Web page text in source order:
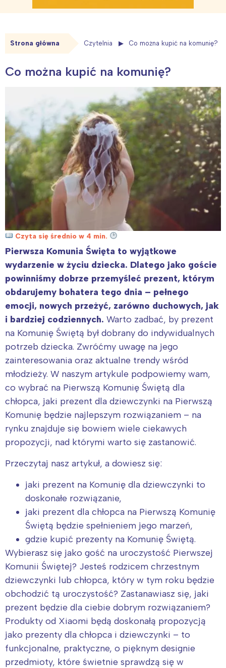
Strona główna Czytelnia Co można kupić na komunię?
Co można kupić na komunię?
Czyta się średnio w 4 min.
Pierwsza Komunia Święta to wyjątkowe
wydarzenie w życiu dziecka. Dlatego jako goście
powinniśmy dobrze przemyśleć prezent, którym
obdarujemy bohatera tego dnia – pełnego
emocji, nowych przeżyć, zarówno duchowych, jak
i bardziej codziennych. Warto zadbać, by prezent
na Komunię Świętą był dobrany do indywidualnych
potrzeb dziecka. Zwróćmy uwagę na jego
zainteresowania oraz aktualne trendy wśród
młodzieży. W naszym artykule podpowiemy wam,
co wybrać na Pierwszą Komunię Świętą dla
chłopca, jaki prezent dla dziewczynki na Pierwszą
Komunię będzie najlepszym rozwiązaniem – na
rynku znajduje się bowiem wiele ciekawych
propozycji, nad którymi warto się zastanowić.
Przeczytaj nasz artykuł, a dowiesz się:
jaki prezent na Komunię dla dziewczynki to
doskonałe rozwiązanie,
jaki prezent dla chłopca na Pierwszą Komunię
Świętą będzie spełnieniem jego marzeń,
gdzie kupić prezenty na Komunię Świętą.
Wybierasz się jako gość na uroczystość Pierwszej
Komunii Świętej? Jesteś rodzicem chrzestnym
dziewczynki lub chłopca, który w tym roku będzie
obchodzić tą uroczystość? Zastanawiasz się, jaki
prezent będzie dla ciebie dobrym rozwiązaniem?
Produkty od Xiaomi będą doskonałą propozycją
jako prezenty dla chłopca i dziewczynki – to
funkcjonalne, praktyczne, o pięknym designie
przedmioty, które świetnie sprawdzą się w